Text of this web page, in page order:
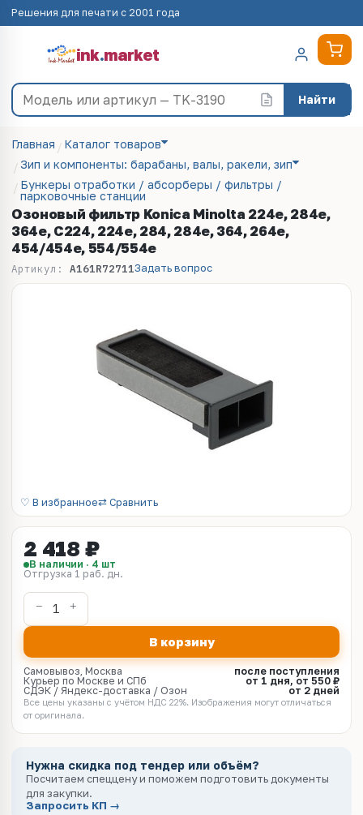
Решения для печати с 2001 года
ink.market
Найти
Главная
Каталог товаров
Зип и компоненты: барабаны, валы, ракели, зип
Бункеры отработки / абсорберы / фильтры /
парковочные станции
Озоновый фильтр Konica Minolta 224e, 284e,
364e, C224, 224e, 284, 284e, 364, 264e,
454/454e, 554/554e
Артикул: A161R72711Задать вопрос
♡ В избранное⇄ Сравнить
2 418 ₽
В наличии · 4 шт
Отгрузка 1 раб. дн.
В корзину
Самовывоз, Москва
после поступления
Курьер по Москве и СПб
от 1 дня, от 550 ₽
СДЭК / Яндекс-доставка / Озон
от 2 дней
Все цены указаны с учётом НДС 22%. Изображения могут отличаться
от оригинала.
Нужна скидка под тендер или объём?
Посчитаем спеццену и поможем подготовить документы
для закупки.
Запросить КП →